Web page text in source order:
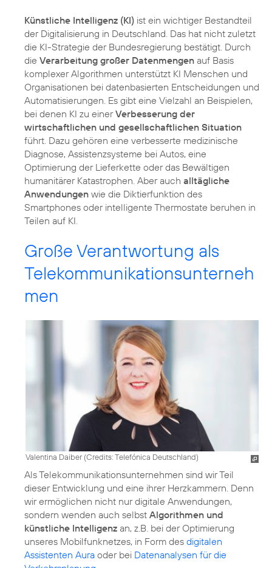
Künstliche Intelligenz (KI) ist ein wichtiger Bestandteil
der Digitalisierung in Deutschland. Das hat nicht zuletzt
die KI-Strategie der Bundesregierung bestätigt. Durch
die Verarbeitung großer Datenmengen auf Basis
komplexer Algorithmen unterstützt KI Menschen und
Organisationen bei datenbasierten Entscheidungen und
Automatisierungen. Es gibt eine Vielzahl an Beispielen,
bei denen KI zu einerVerbesserung der
wirtschaftlichen und gesellschaftlichen Situation
führt. Dazu gehören eine verbesserte medizinische
Diagnose, Assistenzsysteme bei Autos, eine
Optimierung der Lieferkette oder das Bewältigen
humanitärer Katastrophen. Aber auch alltägliche
Anwendungen wie die Diktierfunktion des
Smartphones oder intelligente Thermostate beruhen in
Teilen auf KI.
Große Verantwortung als
Telekommunikationsunterneh
men
Valentina Daiber (Credits: Telefónica Deutschland)
Als Telekommunikationsunternehmen sind wir Teil
dieser Entwicklung und eine ihrer Herzkammern. Denn
wir ermöglichen nicht nur digitale Anwendungen,
sondern wenden auch selbst Algorithmen und
künstliche Intelligenz an, z.B. bei der Optimierung
unseres Mobilfunknetzes, in Form des digitalen
Assistenten Aura oder bei Datenanalysen für die